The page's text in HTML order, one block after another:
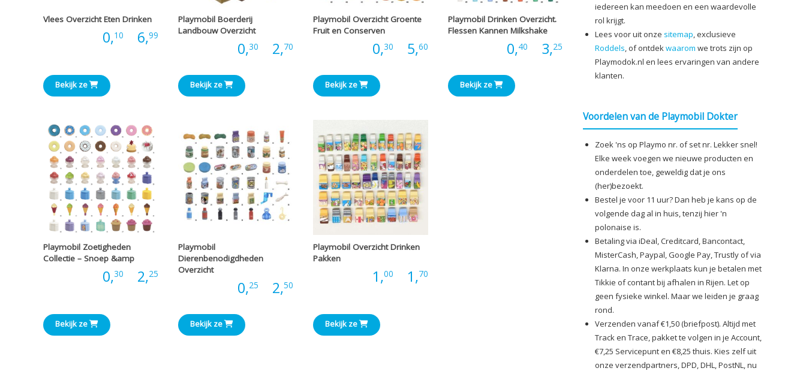
Vlees Overzicht Eten Drinken
0,10 6,99Prijsklasse:
Bekijk ze
Playmobil Boerderij
Landbouw Overzicht
0,30 2,70Prijsklasse:
€0,30
Bekijk ze
Playmobil Overzicht Groente
Fruit en Conserven
0,30 5,60Prijsklasse:
€0,30
€5,60
Bekijk ze
Playmobil Drinken Overzicht.
Flessen Kannen Milkshake
0,40 3,25
Prijsklasse:
€0,40
€3,25
Bekijk ze
Playmobil Zoetigheden
Collectie – Snoep &amp
0,30 2,25Prijsklasse:
Bekijk ze
Playmobil
Dierenbenodigdheden
Overzicht
0,25 2,50Prijsklasse:
€0,25
Bekijk ze
Playmobil Overzicht Drinken
Pakken
1,00 1,70Prijsklasse:
Bekijk ze
iedereen kan meedoen en een waardevolle
rol krijgt.
Lees voor uit onze sitemap, exclusieve
Roddels, of ontdekwaarom we trots zijn op
Playmodok.nl en lees ervaringen van andere
klanten.
Voordelen van de Playmobil Dokter
Zoek 'ns op Playmo nr. of set nr. Lekker snel!
Elke week voegen we nieuwe producten en
onderdelen toe, geweldig dat je ons
(her)bezoekt.
Bestel je voor 11 uur? Dan heb je kans op de
volgende dag al in huis, tenzij hier 'n
polonaise is.
Betaling via iDeal, Creditcard, Bancontact,
MisterCash, Paypal, Google Pay, Trustly of via
Klarna. In onze werkplaats kun je betalen met
Tikkie of contant bij afhalen in Rijen. Let op
geen fysieke winkel. Maar we leiden je graag
rond.
Verzenden vanaf €1,50 (briefpost). Altijd met
Track en Trace, pakket te volgen in je Account,
€7,25 Servicepunt en €8,25 thuis. Kies zelf uit
onze verzendpartners, DPD, DHL, PostNL, nu